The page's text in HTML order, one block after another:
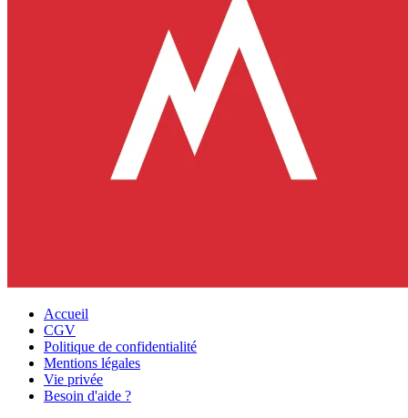
Accueil
CGV
Politique de confidentialité
Mentions légales
Vie privée
Besoin d'aide ?